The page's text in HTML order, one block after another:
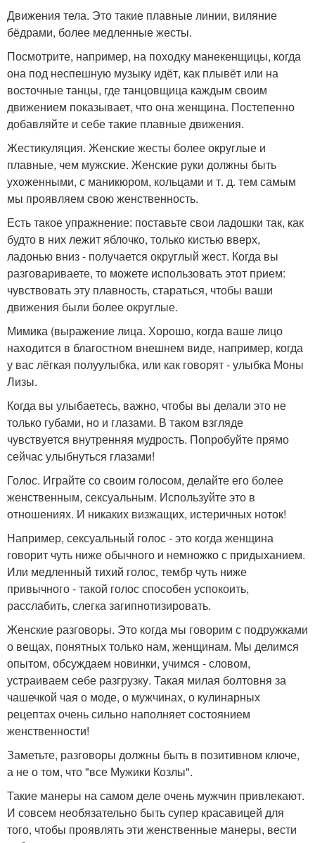
Движения тела. Это такие плавные линии, виляние
бёдрами, более медленные жесты.
Посмотрите, например, на походку манекенщицы, когда
она под неспешную музыку идёт, как плывёт или на
восточные танцы, где танцовщица каждым своим
движением показывает, что она женщина. Постепенно
добавляйте и себе такие плавные движения.
Жестикуляция. Женские жесты более округлые и
плавные, чем мужские. Женские руки должны быть
ухоженными, с маникюром, кольцами и т. д. тем самым
мы проявляем свою женственность.
Есть такое упражнение: поставьте свои ладошки так, как
будто в них лежит яблочко, только кистью вверх,
ладонью вниз - получается округлый жест. Когда вы
разговариваете, то можете использовать этот прием:
чувствовать эту плавность, стараться, чтобы ваши
движения были более округлые.
Мимика (выражение лица. Хорошо, когда ваше лицо
находится в благостном внешнем виде, например, когда
у вас лёгкая полуулыбка, или как говорят - улыбка Моны
Лизы.
Когда вы улыбаетесь, важно, чтобы вы делали это не
только губами, но и глазами. В таком взгляде
чувствуется внутренняя мудрость. Попробуйте прямо
сейчас улыбнуться глазами!
Голос. Играйте со своим голосом, делайте его более
женственным, сексуальным. Используйте это в
отношениях. И никаких визжащих, истеричных ноток!
Например, сексуальный голос - это когда женщина
говорит чуть ниже обычного и немножко с придыханием.
Или медленный тихий голос, тембр чуть ниже
привычного - такой голос способен успокоить,
расслабить, слегка загипнотизировать.
Женские разговоры. Это когда мы говорим с подружками
о вещах, понятных только нам, женщинам. Мы делимся
опытом, обсуждаем новинки, учимся - словом,
устраиваем себе разгрузку. Такая милая болтовня за
чашечкой чая о моде, о мужчинах, о кулинарных
рецептах очень сильно наполняет состоянием
женственности!
Заметьте, разговоры должны быть в позитивном ключе,
а не о том, что "все Мужики Козлы".
Такие манеры на самом деле очень мужчин привлекают.
И совсем необязательно быть супер красавицей для
того, чтобы проявлять эти женственные манеры, вести